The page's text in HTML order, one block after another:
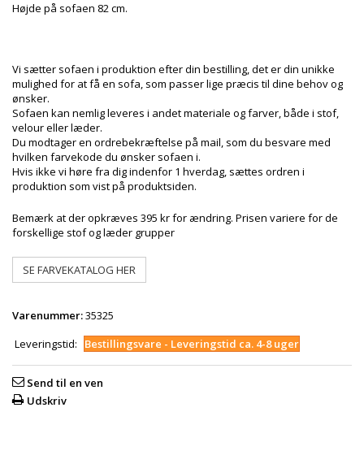
Højde på sofaen 82 cm.
Vi sætter sofaen i produktion efter din bestilling, det er din unikke
mulighed for at få en sofa, som passer lige præcis til dine behov og
ønsker.
Sofaen kan nemlig leveres i andet materiale og farver, både i stof,
velour eller læder.
Du modtager en ordrebekræftelse på mail, som du besvare med
hvilken farvekode du ønsker sofaen i.
Hvis ikke vi høre fra dig indenfor 1 hverdag, sættes ordren i
produktion som vist på produktsiden.
Bemærk at der opkræves 395 kr for ændring. Prisen variere for de
forskellige stof og læder grupper
SE FARVEKATALOG HER
Varenummer:35325
Leveringstid:
Bestillingsvare - Leveringstid ca. 4-8 uger
Send til en ven
Udskriv